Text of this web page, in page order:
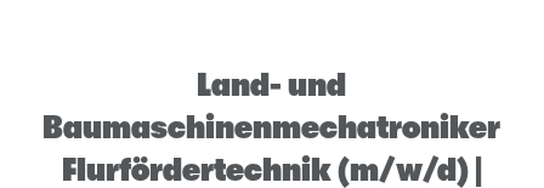
Land- und
Baumaschinenmechatroniker
Flurfördertechnik (m/w/d) |